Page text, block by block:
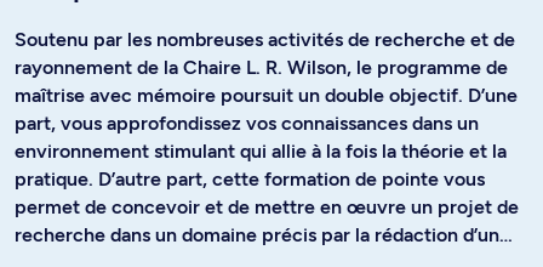
Soutenu par les nombreuses activités de recherche et de
rayonnement de la Chaire L. R. Wilson, le programme de
maîtrise avec mémoire poursuit un double objectif. D’une
part, vous approfondissez vos connaissances dans un
environnement stimulant qui allie à la fois la théorie et la
pratique. D’autre part, cette formation de pointe vous
permet de concevoir et de mettre en œuvre un projet de
recherche dans un domaine précis par la rédaction d’un